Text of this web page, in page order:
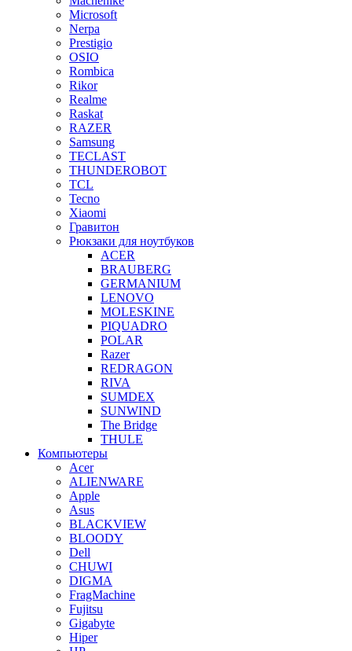
Microsoft
Nerpa
Prestigio
OSIO
Rombica
Rikor
Realme
Raskat
RAZER
Samsung
TECLAST
THUNDEROBOT
TCL
Tecno
Xiaomi
Гравитон
Рюкзаки для ноутбуков
ACER
BRAUBERG
GERMANIUM
LENOVO
MOLESKINE
PIQUADRO
POLAR
Razer
REDRAGON
RIVA
SUMDEX
SUNWIND
The Bridge
THULE
Компьютеры
Acer
ALIENWARE
Apple
Asus
BLACKVIEW
BLOODY
Dell
CHUWI
DIGMA
FragMachine
Fujitsu
Gigabyte
Hiper